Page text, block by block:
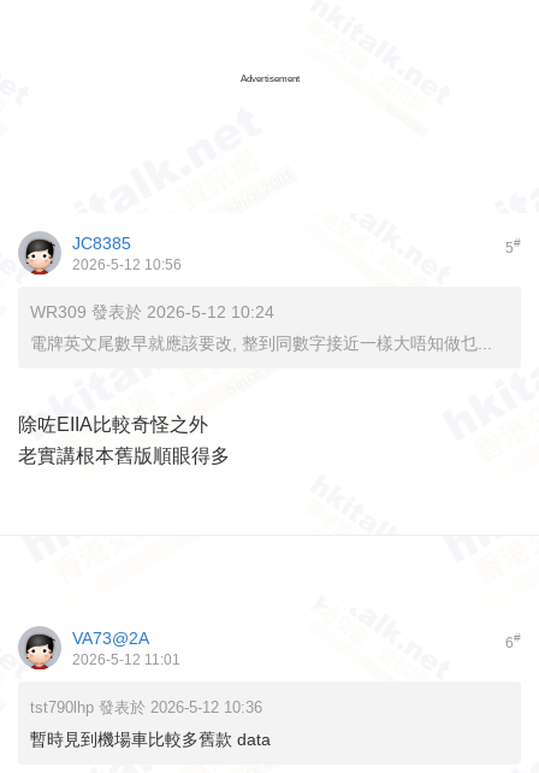
Advertisement
5#
JC8385
2026-5-12 10:56
WR309 發表於 2026-5-12 10:24
電牌英文尾數早就應該要改, 整到同數字接近一樣大唔知做乜...
除咗EIIA比較奇怪之外
老實講根本舊版順眼得多
6#
VA73@2A
2026-5-12 11:01
tst790lhp 發表於 2026-5-12 10:36
暫時見到機場車比較多舊款 data